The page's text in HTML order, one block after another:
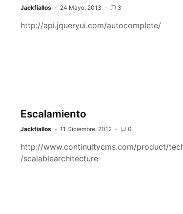
regulares
Jackfiallos 24 Mayo, 2013 3
http://api.jqueryui.com/autocomplete/
Escalamiento
Jackfiallos 11 Diciembre, 2012 0
http://www.continuitycms.com/product/
/scalablearchitecture